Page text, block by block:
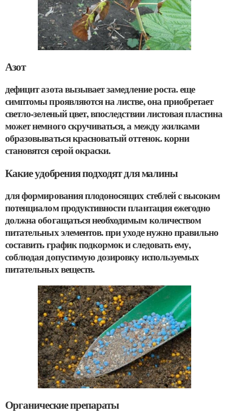
Азот
дефицит азота вызывает замедление роста. еще
симптомы проявляются на листве, она приобретает
светло-зеленый цвет, впоследствии листовая пластина
может немного скручиваться, а между жилками
образовываться красноватый оттенок. корни
становятся серой окраски.
Какие удобрения подходят для малины
для формирования плодоносящих стеблей с высоким
потенциалом продуктивности плантация ежегодно
должна обогащаться необходимым количеством
питательных элементов. при уходе нужно правильно
составить график подкормок и следовать ему,
соблюдая допустимую дозировку используемых
питательных веществ.
Органические препараты